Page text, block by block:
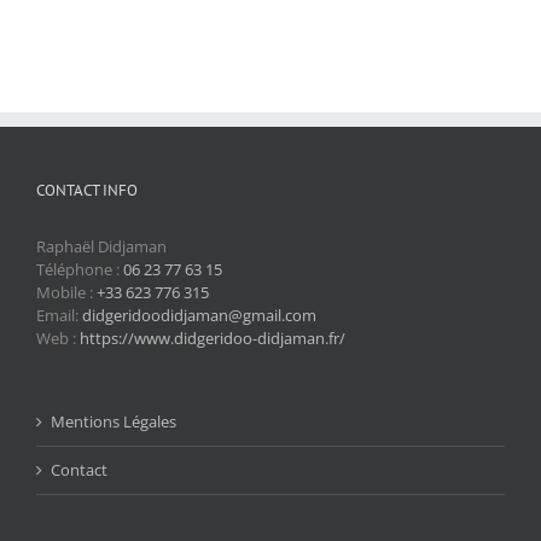
CONTACT INFO
Raphaël Didjaman
Téléphone :06 23 77 63 15
Mobile :+33 623 776 315
Email:didgeridoodidjaman@gmail.com
Web : https://www.didgeridoo-didjaman.fr/
Mentions Légales
Contact